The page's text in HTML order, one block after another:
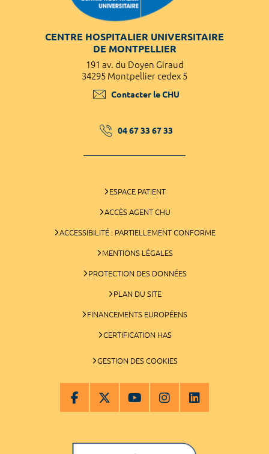
CENTRE HOSPITALIER UNIVERSITAIRE
DE MONTPELLIER
191 av. du Doyen Giraud
34295 Montpellier cedex 5
Contacter le CHU
04 67 33 67 33
ESPACE PATIENT
ACCÈS AGENT CHU
ACCESSIBILITÉ : PARTIELLEMENT CONFORME
MENTIONS LÉGALES
PROTECTION DES DONNÉES
PLAN DU SITE
FINANCEMENTS EUROPÉENS
CERTIFICATION HAS
GESTION DES COOKIES